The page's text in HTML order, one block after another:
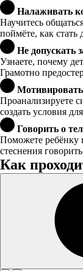
Налаживать
Научитесь
поймёте, как стать
Не допускать
Узнаете, почему
Грамотно
Проанализируете
создать условия
Говорить о
Поможете ребёнку
стеснения
Как